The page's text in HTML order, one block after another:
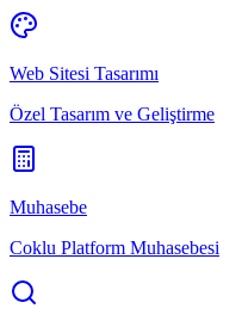
Web Sitesi Tasarımı
Özel Tasarım ve Geliştirme
Muhasebe
Coklu Platform Muhasebesi